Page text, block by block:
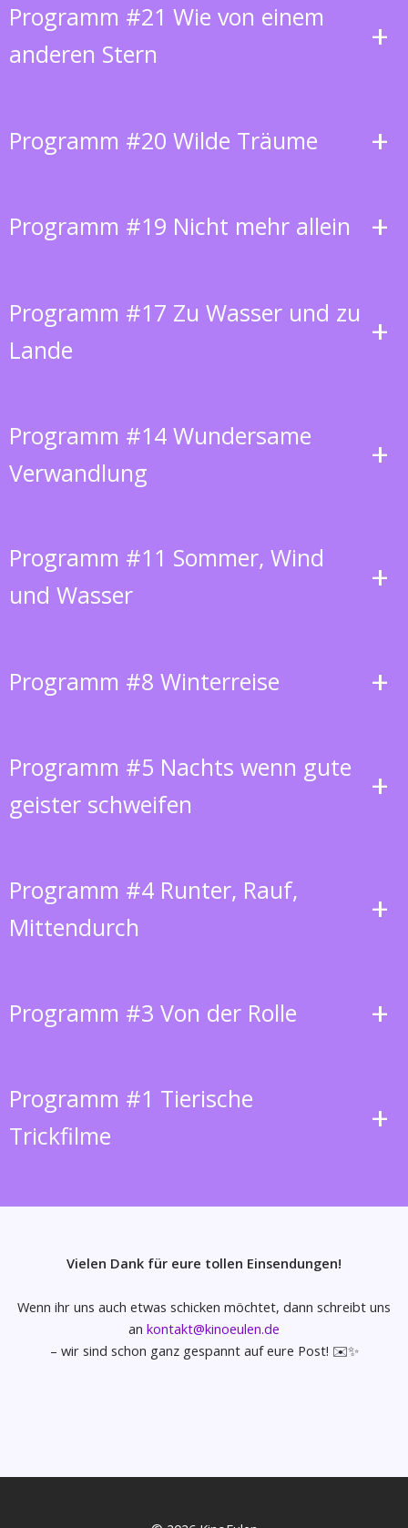
Programm #21 Wie von einem
anderen Stern
+
Programm #20 Wilde Träume +
Programm #19 Nicht mehr allein +
Programm #17 Zu Wasser und zu
Lande
+
Programm #14 Wundersame
Verwandlung
+
Programm #11 Sommer, Wind
und Wasser
+
Programm #8 Winterreise +
Programm #5 Nachts wenn gute
geister schweifen
+
Programm #4 Runter, Rauf,
Mittendurch
+
Programm #3 Von der Rolle +
Programm #1 Tierische
Trickfilme
+
Vielen Dank für eure tollen Einsendungen!
Wenn ihr uns auch etwas schicken möchtet, dann schreibt uns
an kontakt@kinoeulen.de
– wir sind schon ganz gespannt auf eure Post! ✉️✨